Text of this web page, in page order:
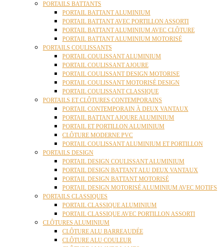
PORTAILS BATTANTS
PORTAIL BATTANT ALUMINIUM
PORTAIL BATTANT AVEC PORTILLON ASSORTI
PORTAIL BATTANT ALUMINIUM AVEC CLÔTURE
PORTAIL BATTANT ALUMINIUM MOTORISÉ
PORTAILS COULISSANTS
PORTAIL COULISSANT ALUMINIUM
PORTAIL COULISSANT AJOURE
PORTAIL COULISSANT DESIGN MOTORISE
PORTAIL COULISSANT MOTORISÉ DESIGN
PORTAIL COULISSANT CLASSIQUE
PORTAILS ET CLÔTURES CONTEMPORAINS
PORTAIL CONTEMPORAIN À DEUX VANTAUX
PORTAIL BATTANT AJOURE ALUMINIUM
PORTAIL ET PORTILLON ALUMINIUM
CLÔTURE MODERNE PVC
PORTAIL COULISSANT ALUMINIUM ET PORTILLON
PORTAILS DESIGN
PORTAIL DESIGN COULISSANT ALUMINIUM
PORTAIL DESIGN BATTANT ALU DEUX VANTAUX
PORTAIL DESIGN BATTANT MOTORISÉ
PORTAIL DESIGN MOTORISÉ ALUMINIUM AVEC MOTIFS
PORTAILS CLASSIQUES
PORTAIL CLASSIQUE ALUMINIUM
PORTAIL CLASSIQUE AVEC PORTILLON ASSORTI
CLÔTURES ALUMINIUM
CLÔTURE ALU BARREAUDÉE
CLÔTURE ALU COULEUR